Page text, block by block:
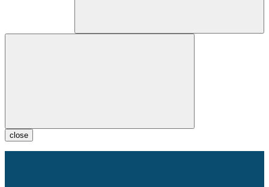
close